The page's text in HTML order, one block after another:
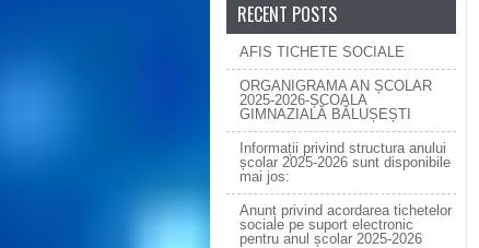
RECENT POSTS
AFIS TICHETE SOCIALE
ORGANIGRAMA AN ȘCOLAR
2025-2026-ȘCOALA
GIMNAZIALĂ BĂLUȘEȘTI
Informații privind structura anului
școlar 2025-2026 sunt disponibile
mai jos:
Anunț privind acordarea tichetelor
sociale pe suport electronic
pentru anul școlar 2025-2026